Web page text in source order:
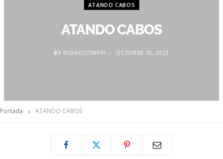
ATANDO CABOS
ATANDO CABOS
BY REDACCIONPH OCTUBRE 10, 2023
Portada » ATANDO CABOS